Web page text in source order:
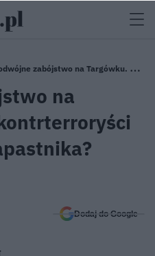
zabójstwo na Targówku. Jak
na
Dodaj do Google